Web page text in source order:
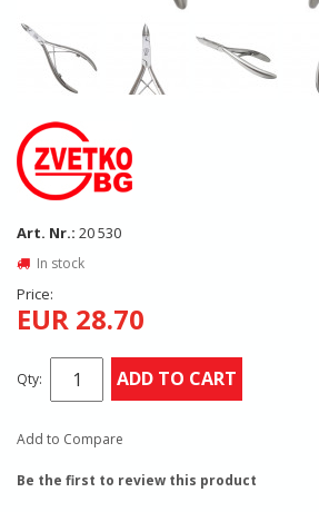
Art. Nr.: 20 530
In stock
Price:
EUR 28.70
Qty: ADD TO CART
Add to Compare
Be the first to review this product